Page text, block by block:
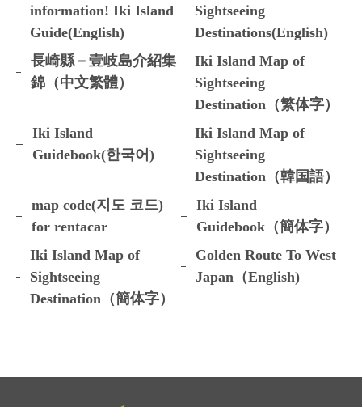
information! Iki Island
Guide(English)
Sightseeing
Destinations(English)
長崎縣－壹岐島介紹集
錦（中文繁體）
Iki Island Map of
Sightseeing
Destination（繁体字）
Iki Island
Guidebook(한국어)
Iki Island Map of
Sightseeing
Destination（韓国語）
map code(지도 코드)
for rentacar
Iki Island
Guidebook（簡体字）
Iki Island Map of
Sightseeing
Destination（簡体字）
Golden Route To West
Japan（English)